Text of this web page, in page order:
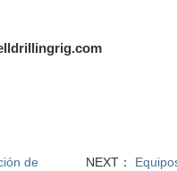
de
NEXT：